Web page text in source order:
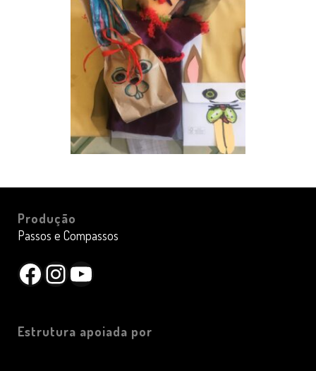
Produção
Passos e Compassos
Facebook
Instagram
YouTube
Estrutura apoiada por